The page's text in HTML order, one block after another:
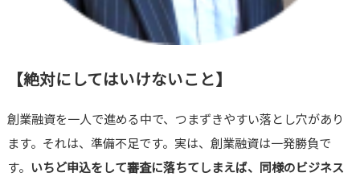
【絶対にしてはいけないこと】
創業融資を一人で進める中で、つまずきやすい落とし穴があり
ます。それは、準備不足です。実は、創業融資は一発勝負で
す。 いちど申込をして審査に落ちてしまえば、同様のビジネス